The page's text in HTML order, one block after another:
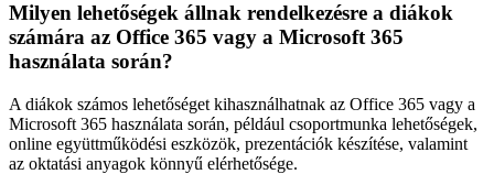
Milyen lehetőségek állnak rendelkezésre a diákok
számára az Office 365 vagy a Microsoft 365
használata során?
A diákok számos lehetőséget kihasználhatnak az Office 365 vagy a
Microsoft 365 használata során, például csoportmunka lehetőségek,
online együttműködési eszközök, prezentációk készítése, valamint
az oktatási anyagok könnyű elérhetősége.